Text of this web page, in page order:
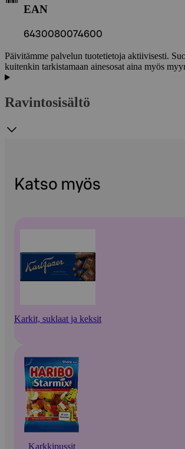
EAN
6430080074600
Päivitämme palvelun tuotetietoja aktiivisesti.
kuitenkin tarkistamaan ainesosat aina myös
Ravintosisältö
Katso myös
Karkit, suklaat ja keksit
Karkkipussit